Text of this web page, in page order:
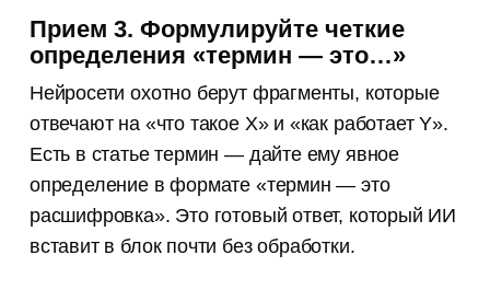
Прием 3. Формулируйте четкие
определения «термин — это…»
Нейросети охотно берут фрагменты, которые
отвечают на «что такое X» и «как работает Y».
Есть в статье термин — дайте ему явное
определение в формате «термин — это
расшифровка». Это готовый ответ, который ИИ
вставит в блок почти без обработки.